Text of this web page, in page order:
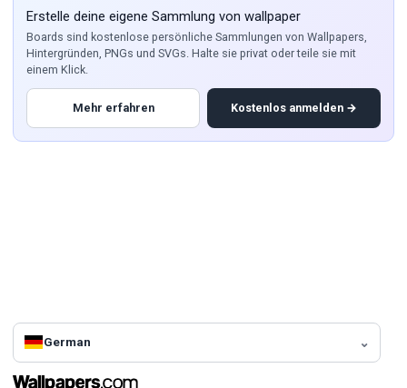
Erstelle deine eigene Sammlung von wallpaper
Boards sind kostenlose persönliche Sammlungen von Wallpapers,
Hintergründen, PNGs und SVGs. Halte sie privat oder teile sie mit
einem Klick.
Mehr erfahren Kostenlos anmelden →
German